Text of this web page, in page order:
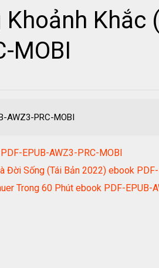
Khắc
MOBI
AWZ3-PRC-MOBI
EPUB-AWZ3-PRC-MOBI
Đời Sống (Tái Bản 2022) ebook
Trong 60 Phút ebook PDF-EPUB-